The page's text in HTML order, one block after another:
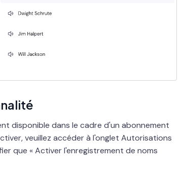
disponible dans le cadre d'un abonnement
veuillez accéder à l'onglet Autorisations
que « Activer l'enregistrement de noms